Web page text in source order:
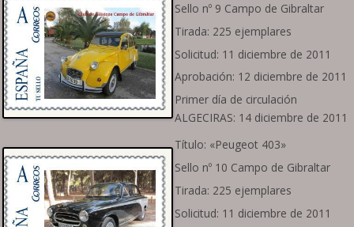
Sello nº 9 Campo de Gibraltar
Tirada: 225 ejemplares
Solicitud: 11 diciembre de 2011
Aprobación: 12 diciembre de 2011
Primer día de circulación
ALGECIRAS: 14 diciembre de 2011
Título: «Peugeot 403»
Sello nº 10 Campo de Gibraltar
Tirada: 225 ejemplares
Solicitud: 11 diciembre de 2011